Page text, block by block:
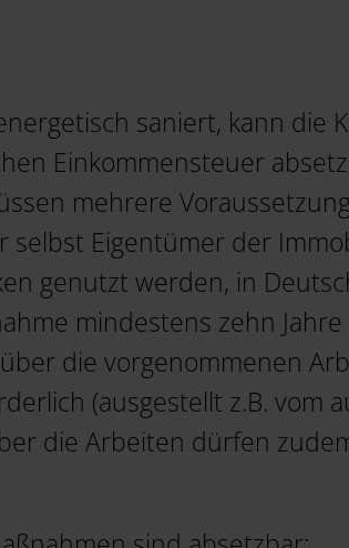
saniert, kann die
Einkommensteuer
mehrere
Eigentümer der
genutzt werden, in
mindestens zehn Jahre
die vorgenommenen
(ausgestellt z.B. vom
die Arbeiten dürfen